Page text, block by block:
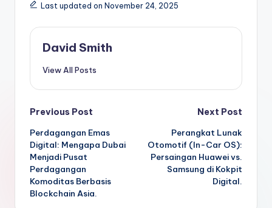
Last updated on November 24, 2025
David Smith
View All Posts
Post
navigation
Previous Post
Perdagangan Emas
Digital: Mengapa Dubai
Menjadi Pusat
Perdagangan
Komoditas Berbasis
Blockchain Asia.
Next Post
Perangkat Lunak
Otomotif (In-Car OS):
Persaingan Huawei vs.
Samsung di Kokpit
Digital.